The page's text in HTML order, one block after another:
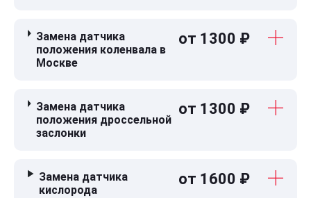
Замена датчика
положения коленвала в
Москве
от 1300 ₽
Замена датчика
положения дроссельной
заслонки
от 1300 ₽
Замена датчика
кислорода
от 1600 ₽